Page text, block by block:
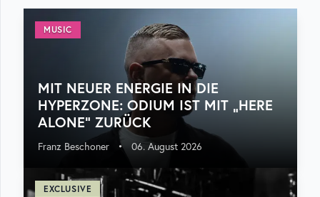
MUSIC
MIT NEUER ENERGIE IN DIE
HYPERZONE: ODIUM IST MIT „HERE
ALONE“ ZURÜCK
Franz Beschoner • 06. August 2026
EXCLUSIVE